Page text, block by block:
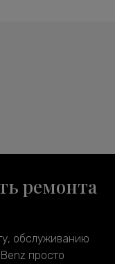
ремонта
обслуживанию
просто